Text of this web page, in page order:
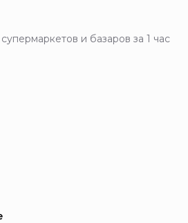
и базаров за 1 час